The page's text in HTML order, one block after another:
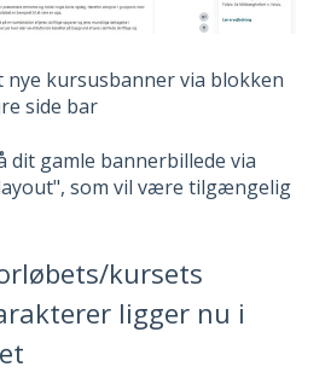
kursusbanner via blokken
side bar
dit gamle bannerbillede via
som vil være tilgængelig
kursets
ligger nu i